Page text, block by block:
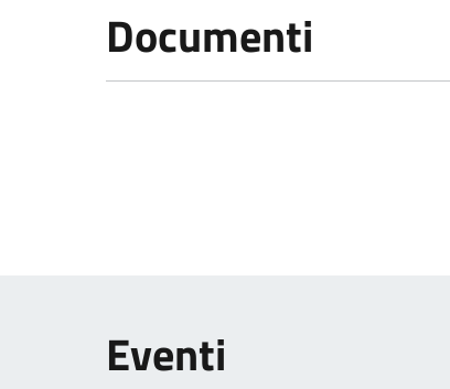
Documenti
Eventi